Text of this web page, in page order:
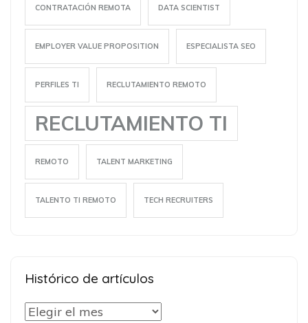
CONTRATACIÓN REMOTA DATA SCIENTIST
EMPLOYER VALUE PROPOSITION ESPECIALISTA SEO
PERFILES TI RECLUTAMIENTO REMOTO
RECLUTAMIENTO TI
REMOTO TALENT MARKETING
TALENTO TI REMOTO TECH RECRUITERS
Histórico de artículos
Histórico